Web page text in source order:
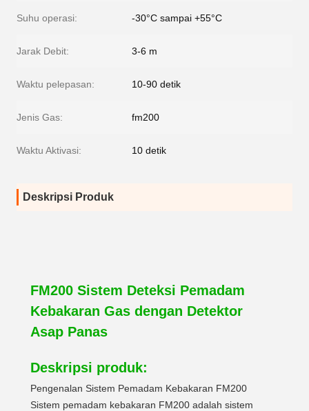
Suhu operasi: -30°C sampai +55°C
Jarak Debit: 3-6 m
Waktu pelepasan: 10-90 detik
Jenis Gas: fm200
Waktu Aktivasi: 10 detik
Deskripsi Produk
FM200 Sistem Deteksi Pemadam
Kebakaran Gas dengan Detektor
Asap Panas
Deskripsi produk:
Pengenalan Sistem Pemadam Kebakaran FM200
Sistem pemadam kebakaran FM200 adalah sistem